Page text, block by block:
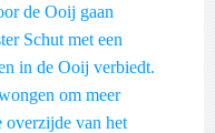
de Ooij gaan
Schut met een
in de Ooij verbiedt.
om meer
overzijde van het